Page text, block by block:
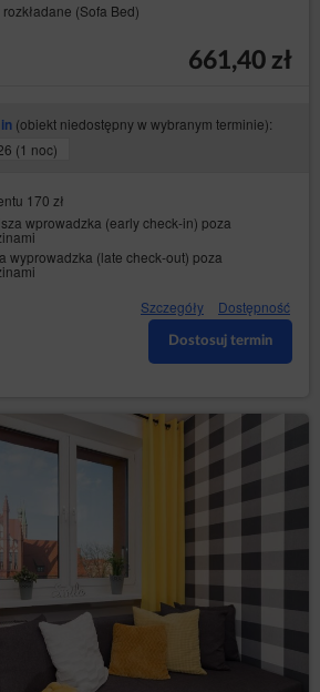
elektroniczną dotycząca Konta.
rejestrację umożliwiającą dostęp do
usługi drogą elektroniczną w każdym
natychmiastowym, informując o tym
2 niniejszej Polityki Prywatności i
ma prawo rozwiązać umowę o
usług dotyczącą Konta w przypadku
osobę trzecią, naruszenia przez
prawa lub postanowień
a także w przypadku braku aktywności
przez okres 6 miesięcy.
może zastrzec, że ponowna rejestracja
wymagać zezwolenia Usługodawcy.
rozkładane (Sofa Bed)
661,40 zł
(obiekt niedostępny w wybranym terminie):
(1 noc)
170 zł
wprowadzka (early check-in) poza
wyprowadzka (late check-out) poza
Szczegóły Dostępność
Dostosuj termin